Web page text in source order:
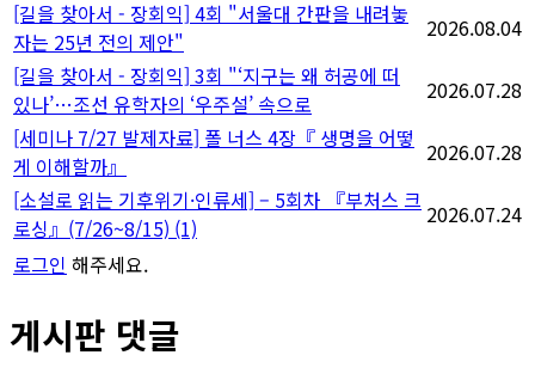
[길을 찾아서 - 장회익] 4회 "서울대 간판을 내려놓
자는 25년 전의 제안"
2026.08.04
[길을 찾아서 - 장회익] 3회 "‘지구는 왜 허공에 떠
있나’…조선 유학자의 ‘우주설’ 속으로
2026.07.28
[세미나 7/27 발제자료] 폴 너스 4장『 생명을 어떻
게 이해할까』
2026.07.28
[소설로 읽는 기후위기·인류세] – 5회차 『부처스 크
로싱』(7/26~8/15) (1)
2026.07.24
로그인 해주세요.
게시판 댓글